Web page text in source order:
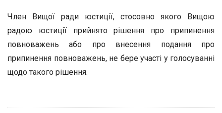
Член Вищої ради юстиції, стосовно якого Вищою
радою юстиції прийнято рішення про припинення
повноважень або про внесення подання про
припинення повноважень, не бере участі у голосуванні
щодо такого рішення.